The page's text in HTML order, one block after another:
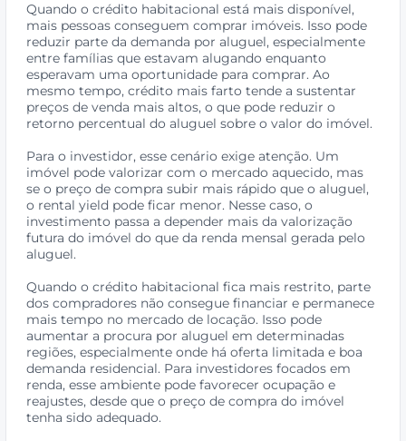
Quando o crédito habitacional está mais disponível,
mais pessoas conseguem comprar imóveis. Isso pode
reduzir parte da demanda por aluguel, especialmente
entre famílias que estavam alugando enquanto
esperavam uma oportunidade para comprar. Ao
mesmo tempo, crédito mais farto tende a sustentar
preços de venda mais altos, o que pode reduzir o
retorno percentual do aluguel sobre o valor do imóvel.
Para o investidor, esse cenário exige atenção. Um
imóvel pode valorizar com o mercado aquecido, mas
se o preço de compra subir mais rápido que o aluguel,
o rental yield pode ficar menor. Nesse caso, o
investimento passa a depender mais da valorização
futura do imóvel do que da renda mensal gerada pelo
aluguel.
Quando o crédito habitacional fica mais restrito, parte
dos compradores não consegue financiar e permanece
mais tempo no mercado de locação. Isso pode
aumentar a procura por aluguel em determinadas
regiões, especialmente onde há oferta limitada e boa
demanda residencial. Para investidores focados em
renda, esse ambiente pode favorecer ocupação e
reajustes, desde que o preço de compra do imóvel
tenha sido adequado.